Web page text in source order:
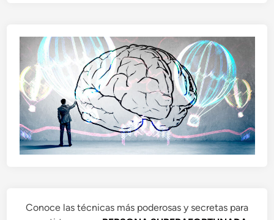
Conoce las técnicas más poderosas y secretas para